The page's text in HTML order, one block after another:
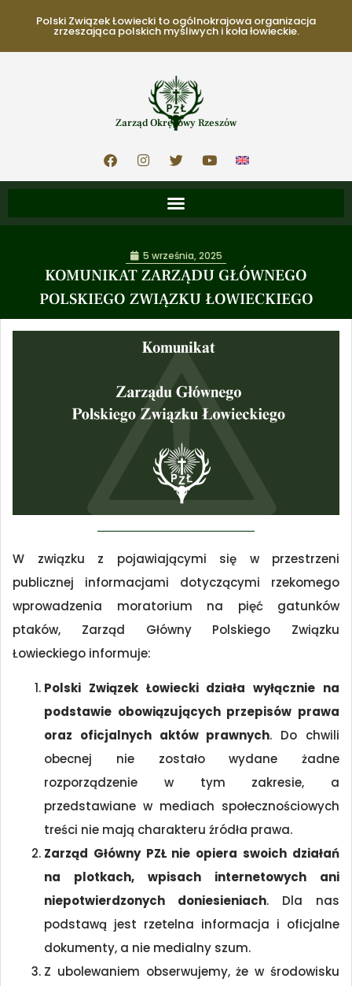
Polski Związek Łowiecki to ogólnokrajowa organizacja
zrzeszająca polskich myśliwych i koła łowieckie.
Zarząd Okręgowy Rzeszów
KOMUNIKAT ZARZĄDU GŁÓWNEGO
POLSKIEGO ZWIĄZKU ŁOWIECKIEGO
5 września, 2025
W związku z pojawiającymi się w przestrzeni
publicznej informacjami dotyczącymi rzekomego
wprowadzenia moratorium na pięć gatunków
ptaków, Zarząd Główny Polskiego Związku
Łowieckiego informuje:
Polski Związek Łowiecki działa wyłącznie na
podstawie obowiązujących przepisów prawa
oraz oficjalnych aktów prawnych. Do chwili
obecnej nie zostało wydane żadne
rozporządzenie w tym zakresie, a
przedstawiane w mediach społecznościowych
treści nie mają charakteru źródła prawa.
Zarząd Główny PZŁ nie opiera swoich działań
na plotkach, wpisach internetowych ani
niepotwierdzonych doniesieniach. Dla nas
podstawą jest rzetelna informacja i oficjalne
dokumenty, a nie medialny szum.
Z ubolewaniem obserwujemy, że w środowisku